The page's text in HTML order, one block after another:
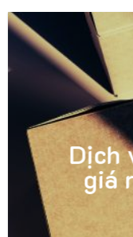
Dịch
giá